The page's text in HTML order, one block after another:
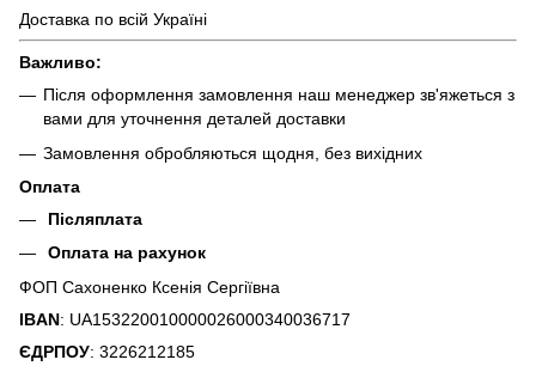
Доставка по всій Україні
Важливо:
Після оформлення замовлення наш менеджер зв'яжеться з
вами для уточнення деталей доставки
Замовлення обробляються щодня, без вихідних
Оплата
Післяплата
Оплата на рахунок
ФОП Сахоненко Ксенія Сергіївна
IBAN: UA153220010000026000340036717
ЄДРПОУ: 3226212185